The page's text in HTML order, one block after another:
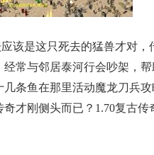
该是这只死去的猛兽才对，
常与邻居泰河行会吵架，
几条鱼在那里活动魔龙刀兵
奇才刚侧头而已？1.70复古